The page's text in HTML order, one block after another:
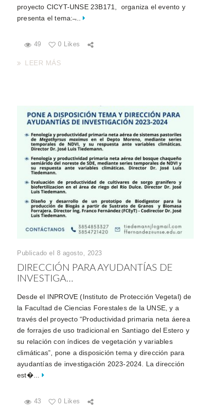
proyecto CICYT-UNSE 23B171, organiza el evento y
presenta el tema: ̶...
49 0 Likes
LEER MÁS
Publicado el 8 agosto, 2023
DIRECCIÓN PARA AYUDANTÍAS DE
INVESTIGA...
Desde el INPROVE (Instituto de Protección Vegetal) de
la Facultad de Ciencias Forestales de la UNSE, y a
través del proyecto “Productividad primaria neta áerea
de forrajes de uso tradicional en Santiago del Estero y
su relación con índices de vegetación y variables
climáticas”, pone a disposición tema y dirección para
ayudantías de investigación 2023-2024. La dirección
est�...
43 0 Likes